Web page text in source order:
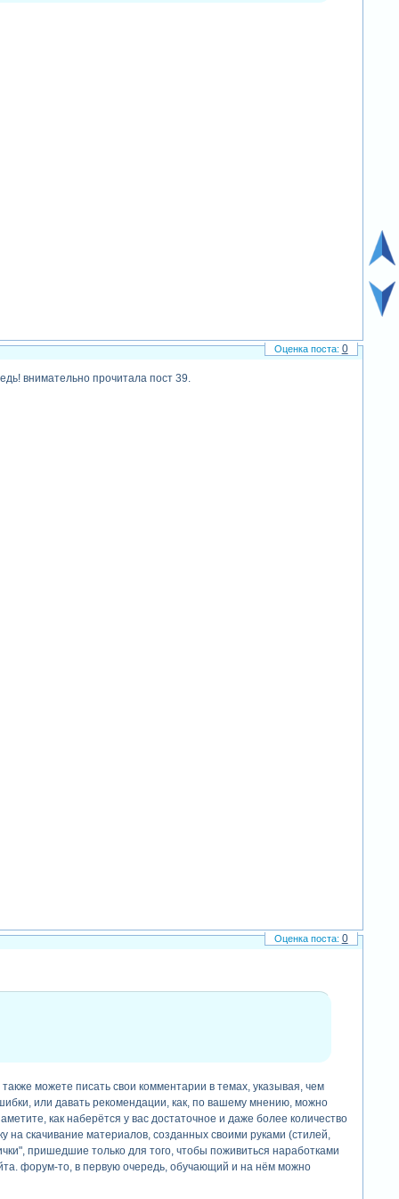
внимательно прочитала пост 39.
0
можете писать свои комментарии в темах, указывая, чем
или давать рекомендации, как, по вашему мнению, можно
как наберётся у вас достаточное и даже более количество
скачивание материалов, созданных своими руками (стилей,
пришедшие только для того, чтобы поживиться наработками
форум-то, в первую очередь, обучающий и на нём можно
0